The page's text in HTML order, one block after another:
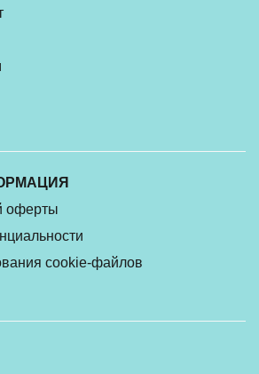
оферты
cookie-файлов